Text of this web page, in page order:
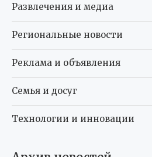
Развлечения и медиа
Региональные новости
Реклама и объявления
Семья и досуг
Технологии и инновации